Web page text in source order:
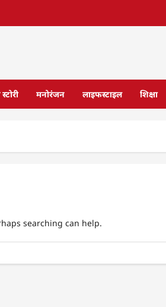
मनोरंजन लाइफस्टाइल शिक्षा
searching can help.